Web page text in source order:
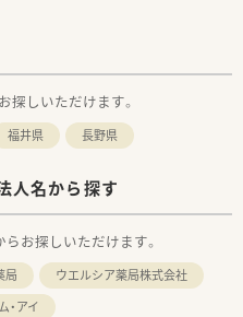
しいただけます。
福井県 長野県
人名から探す
お探しいただけます。
局
ウエルシア薬局株式会社
・アイ